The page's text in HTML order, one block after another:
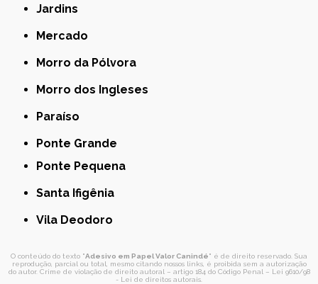
Jardins
Mercado
Morro da Pólvora
Morro dos Ingleses
Paraíso
Ponte Grande
Ponte Pequena
Santa Ifigênia
Vila Deodoro
O conteúdo do texto "Adesivo em Papel Valor Canindé" é de direito reservado. Sua
reprodução, parcial ou total, mesmo citando nossos links, é proibida sem a autorização
do autor. Crime de violação de direito autoral – artigo 184 do Código Penal – Lei 9610/98
- Lei de direitos autorais